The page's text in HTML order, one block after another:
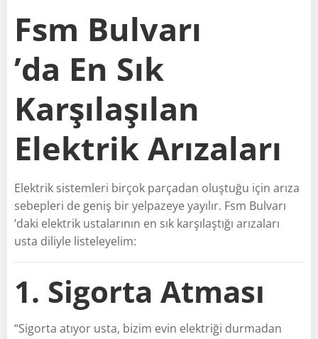
Fsm Bulvarı
’da En Sık
Karşılaşılan
Elektrik Arızaları
Elektrik sistemleri birçok parçadan oluştuğu için arıza
sebepleri de geniş bir yelpazeye yayılır. Fsm Bulvarı
’daki elektrik ustalarının en sık karşılaştığı arızaları
usta diliyle listeleyelim:
1. Sigorta Atması
“Sigorta atıyor usta, bizim evin elektriği durmadan